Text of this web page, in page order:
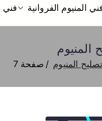
فني المنيوم
فني تركيب المنيوم الكويت
المنيوم الفروانية فني
المنيوم
المنيوم صفحة 7